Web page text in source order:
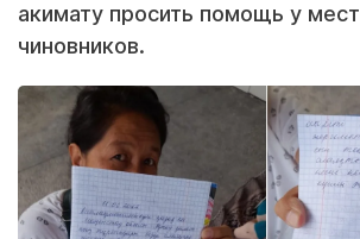
акимату просить помощь у
чиновников.